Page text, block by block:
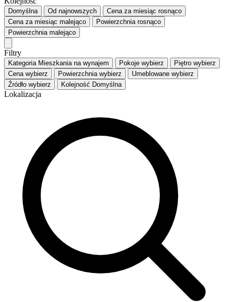
Domyślna Od najnowszych Cena za miesiąc rosnąco
Cena za miesiąc malejąco Powierzchnia rosnąco
Powierzchnia malejąco
Filtry
Kategoria Mieszkania na wynajem Pokoje wybierz Piętro wybierz
Cena wybierz Powierzchnia wybierz Umeblowane wybierz
Źródło wybierz Kolejność Domyślna
Lokalizacja